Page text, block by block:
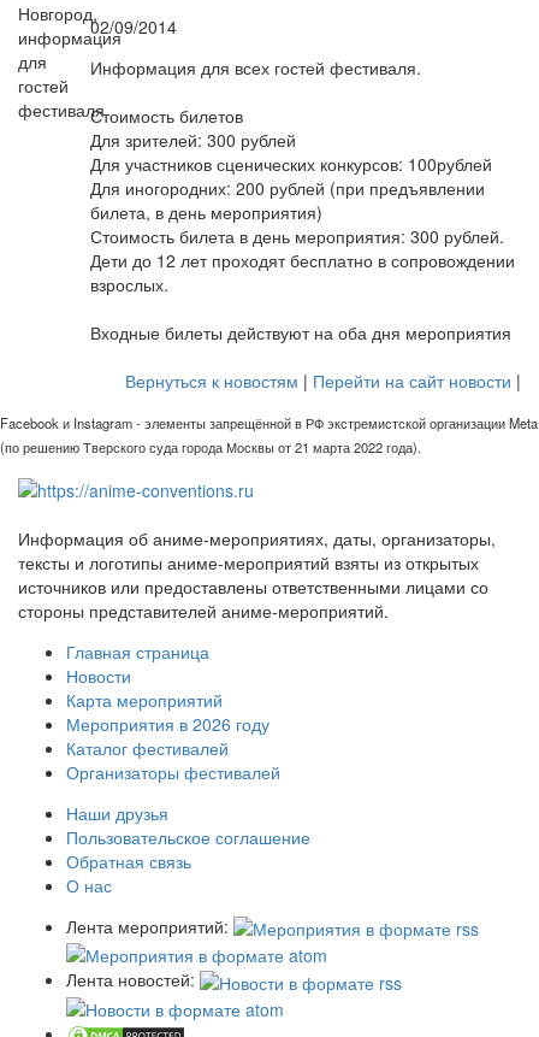
02/09/2014
Информация для всех гостей фестиваля.
Стоимость билетов
Для зрителей: 300 рублей
Для участников сценических конкурсов: 100рублей
Для иногородних: 200 рублей (при предъявлении
билета, в день мероприятия)
Стоимость билета в день мероприятия: 300 рублей.
Дети до 12 лет проходят бесплатно в сопровождении
взрослых.
Входные билеты действуют на оба дня мероприятия
Вернуться к новостям | Перейти на сайт новости |
Facebook и Instagram - элементы запрещённой в РФ экстремистской организации Meta
(по решению Тверского суда города Москвы от 21 марта 2022 года).
Информация об аниме-мероприятиях, даты, организаторы,
тексты и логотипы аниме-мероприятий взяты из открытых
источников или предоставлены ответственными лицами со
стороны представителей аниме-мероприятий.
Главная страница
Новости
Карта мероприятий
Мероприятия в 2026 году
Каталог фестивалей
Организаторы фестивалей
Наши друзья
Пользовательское соглашение
Обратная связь
О нас
Лента мероприятий:
Лента новостей: